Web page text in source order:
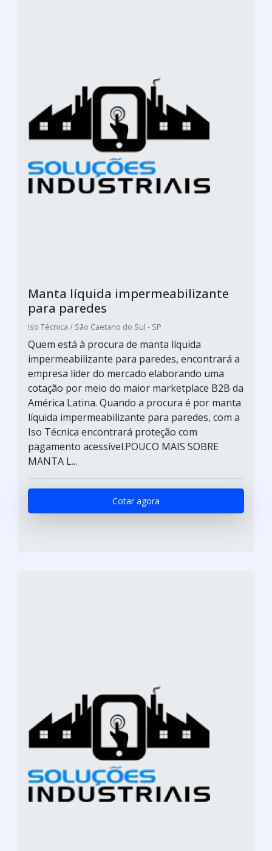
Manta líquida impermeabilizante
para paredes
Iso Técnica / São Caetano do Sul - SP
Quem está à procura de manta líquida
impermeabilizante para paredes, encontrará a
empresa líder do mercado elaborando uma
cotação por meio do maior marketplace B2B da
América Latina. Quando a procura é por manta
líquida impermeabilizante para paredes, com a
Iso Técnica encontrará proteção com
pagamento acessível.POUCO MAIS SOBRE
MANTA L...
Cotar agora